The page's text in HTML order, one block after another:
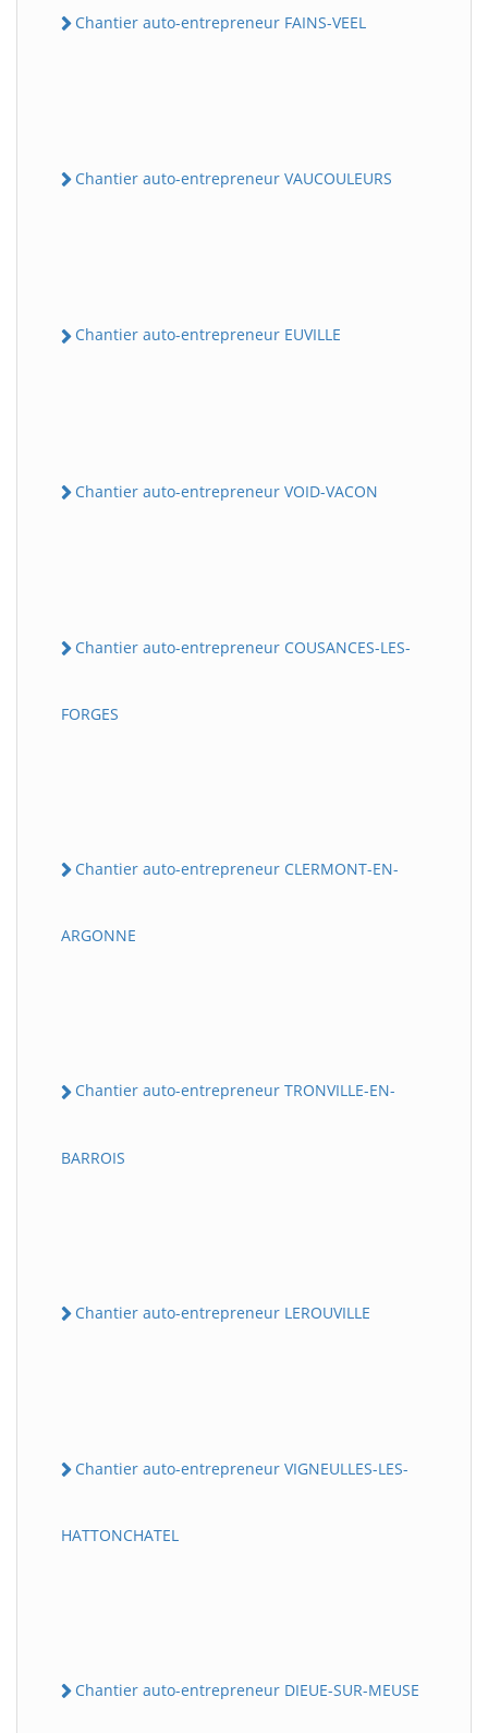
Chantier auto-entrepreneur FAINS-VEEL
Chantier auto-entrepreneur VAUCOULEURS
Chantier auto-entrepreneur EUVILLE
Chantier auto-entrepreneur VOID-VACON
Chantier auto-entrepreneur COUSANCES-LES-
FORGES
Chantier auto-entrepreneur CLERMONT-EN-
ARGONNE
Chantier auto-entrepreneur TRONVILLE-EN-
BARROIS
Chantier auto-entrepreneur LEROUVILLE
Chantier auto-entrepreneur VIGNEULLES-LES-
HATTONCHATEL
Chantier auto-entrepreneur DIEUE-SUR-MEUSE